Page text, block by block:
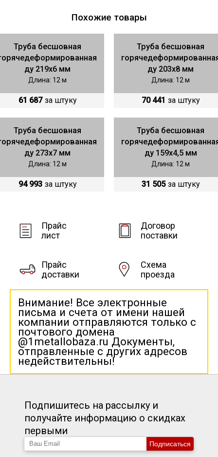
Похожие товары
Труба бесшовная
ду 219х6 мм
Длина: 12 м
61 687 за штуку
Труба бесшовная
ду 203х8 мм
Длина: 12 м
70 441 за штуку
Труба бесшовная
ду 273х7 мм
Длина: 12 м
94 993 за штуку
Труба бесшовная
ду 159х4,5 мм
Длина: 12 м
31 505 за штуку
Прайс
лист
Договор
поставки
Прайс
доставки
Схема
проезда
Внимание! Все электронные
письма и счета от имени нашей
компании отправляются только с
почтового домена
@1metallobaza.ru Документы,
отправленные с других адресов
недействительны!
Подпишитесь на рассылку и
получайте информацию о скидках
первыми
Подписаться